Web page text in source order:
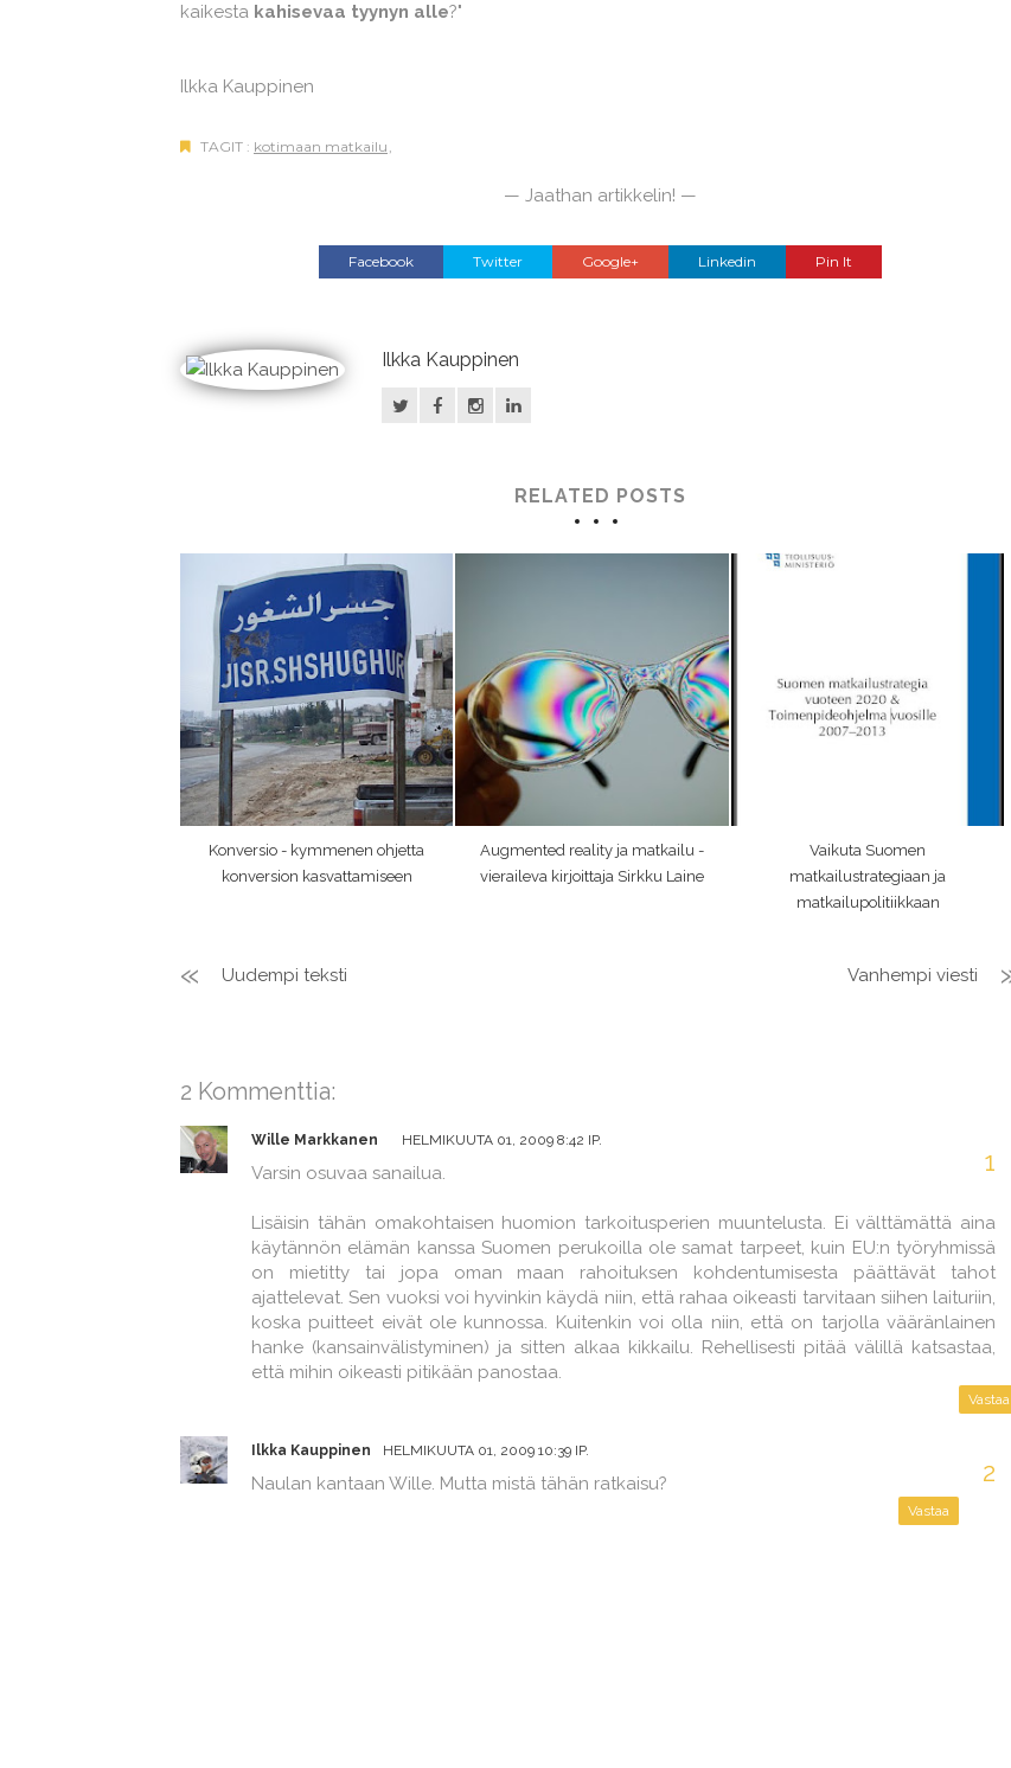
kaikesta kahisevaa tyynyn alle?"
Ilkka Kauppinen
TAGIT : kotimaan matkailu ,
— Jaathan artikkelin! —
Facebook Twitter Google+ Linkedin Pin It
Ilkka Kauppinen
RELATED POSTS
Konversio - kymmenen ohjetta
konversion kasvattamiseen
Augmented reality ja matkailu -
vieraileva kirjoittaja Sirkku Laine
Vaikuta Suomen
matkailustrategiaan ja
matkailupolitiikkaan
Uudempi teksti Vanhempi viesti
2 Kommenttia:
Wille Markkanen HELMIKUUTA 01, 2009 8:42 IP.
Varsin osuvaa sanailua.
Lisäisin tähän omakohtaisen huomion tarkoitusperien muuntelusta. Ei välttämättä aina
käytännön elämän kanssa Suomen perukoilla ole samat tarpeet, kuin EU:n työryhmissä
on mietitty tai jopa oman maan rahoituksen kohdentumisesta päättävät tahot
ajattelevat. Sen vuoksi voi hyvinkin käydä niin, että rahaa oikeasti tarvitaan siihen laituriin,
koska puitteet eivät ole kunnossa. Kuitenkin voi olla niin, että on tarjolla vääränlainen
hanke (kansainvälistyminen) ja sitten alkaa kikkailu. Rehellisesti pitää välillä katsastaa,
että mihin oikeasti pitikään panostaa.
Vastaa
Ilkka Kauppinen HELMIKUUTA 01, 2009 10:39 IP.
Naulan kantaan Wille. Mutta mistä tähän ratkaisu?
Vastaa